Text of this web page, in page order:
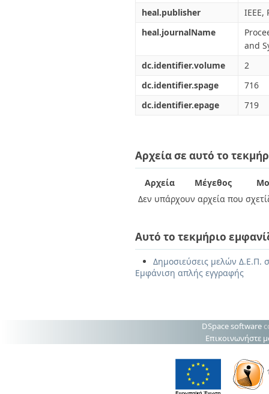
heal.publisher
IEEE,
heal.journalName
and
dc.identifier.volume
2
dc.identifier.spage
716
dc.identifier.epage
719
Αρχεία σε αυτό το
Αρχεία Μέγεθος
Δεν υπάρχουν αρχεία που
Αυτό το τεκμήριο
Δημοσιεύσεις μελών Δ.Ε.Π.
Εμφάνιση απλής εγγραφής
DSpace software
Επικοινωνήστε